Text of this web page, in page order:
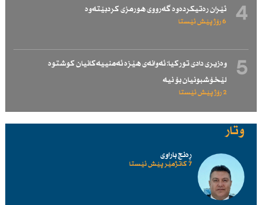
4 ئێران رەتیكردەوە گەرووی هورمزی كردبێتەوە
6 رۆژ پێش ئێستا
5
وەزیری دادی توركیا: ئەوانەی هێزە ئەمنییەكانیان كوشتوە
لێخۆشبونیان بۆ نیە
2 رۆژ پێش ئێستا
وتار
ڕەنج باراوی
7 کاتژمێر پێش ئێستا